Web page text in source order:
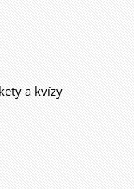
a kvízy